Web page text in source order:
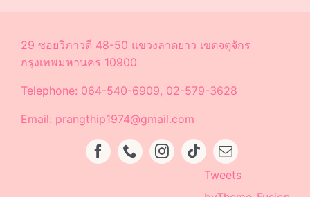
29 ซอยวิภาวดี 48-50 แขวงลาดยาว เขตจตุจักร
กรุงเทพมหานคร 10900
Telephone: 064-540-6909, 02-579-3628
Email: prangthip1974@gmail.com
Tweets